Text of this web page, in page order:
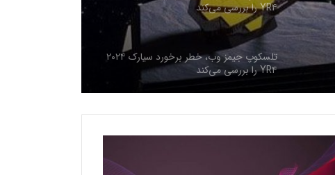
YR۴ را بررسی می‌کند
تلسکوپ جیمز وب، خطر برخورد سیارک ۲۰۲۴
YR۴ را بررسی می‌کند
کشف پرانرژی‌ترین «ذره شبح» در اعماق دریا
تصمیم جدید ناسا برای فضانوردان سرگردان